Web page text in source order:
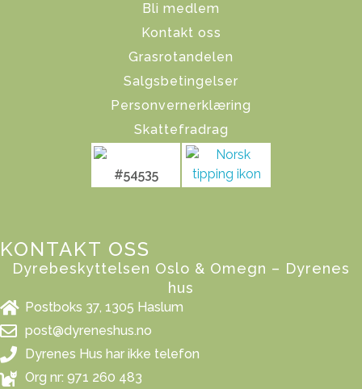
Bli medlem
Kontakt oss
Grasrotandelen
Salgsbetingelser
Personvernerklæring
Skattefradrag
#54535
KONTAKT OSS
Dyrebeskyttelsen Oslo & Omegn – Dyrenes
hus
Postboks 37, 1305 Haslum
post@dyreneshus.no
Dyrenes Hus har ikke telefon
Org nr: 971 260 483